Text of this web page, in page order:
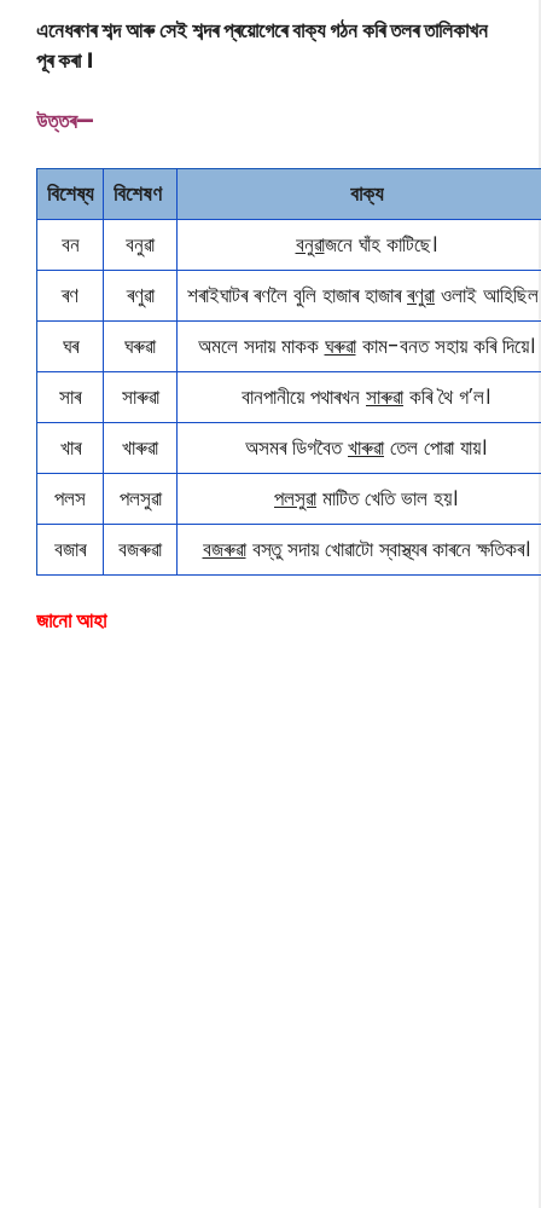
এনেধৰণৰ শব্দ আৰু সেই শব্দৰ প্ৰয়োগেৰে বাক্য গঠন কৰি তলৰ তালিকাখন
পূৰ কৰা ।
উত্তৰ—
বিশেষ্য বিশেষণ
বাক্য
বন
বনুৱা বনুৱাজনে ঘাঁহ কাটিছে।
ৰণ
ৰণুৱা শৰাইঘাটৰ ৰণলৈ বুলি হাজাৰ হাজাৰৰণুৱাওলাই
ঘৰ
ঘৰুৱা অমলে সদায় মাকক ঘৰুৱাকাম-বনত সহায় কৰি দিয়ে।
সাৰ
সাৰুৱা বানপানীয়ে পথাৰখন সাৰুৱাকৰি থৈ গ’ল।
খাৰ
খাৰুৱা অসমৰ ডিগবৈতখাৰুৱাতেল পোৱা যায়।
পলস
পলসুৱা পলসুৱামাটিত খেতি ভাল হয়।
বজাৰ
বজৰুৱা বজৰুৱাবস্তু সদায় খোৱাটো স্বাস্থ্যৰ কাৰনে ক্ষতিকৰ।
জানো আহা